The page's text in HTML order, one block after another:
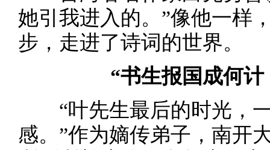
她引我进入的。”像他一样
步，走进了诗词的世界。
“书生报国成何
“叶先生最后的时光，一
感。”作为嫡传弟子，南开